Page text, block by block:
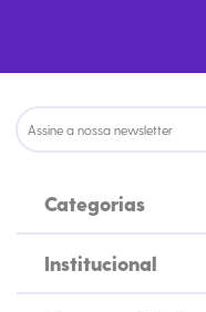
Categorias
Institucional